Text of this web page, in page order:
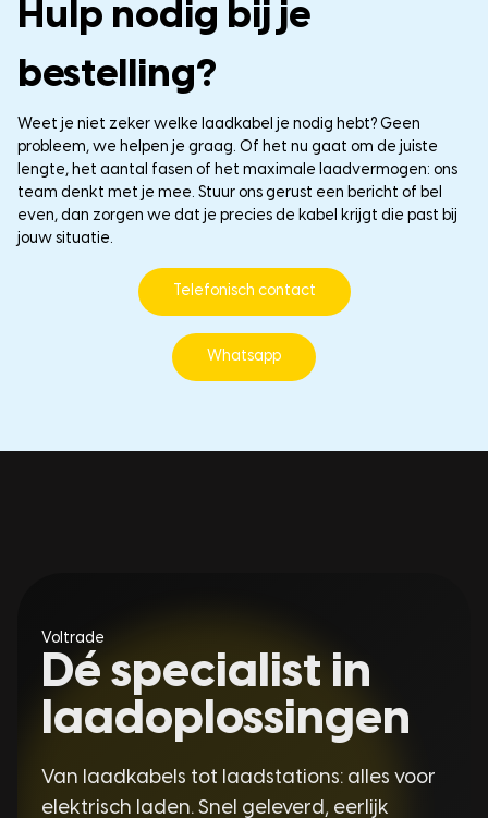
Hulp nodig bij je
bestelling?
Weet je niet zeker welke laadkabel je nodig hebt? Geen
probleem, we helpen je graag. Of het nu gaat om de juiste
lengte, het aantal fasen of het maximale laadvermogen: ons
team denkt met je mee. Stuur ons gerust een bericht of bel
even, dan zorgen we dat je precies de kabel krijgt die past bij
jouw situatie.
Telefonisch contact
Whatsapp
Voltrade
Dé specialist in
laadoplossingen
Van laadkabels tot laadstations: alles voor
elektrisch laden. Snel geleverd, eerlijk